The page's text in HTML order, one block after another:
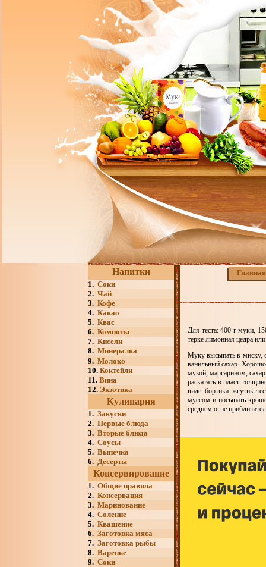
Напитки
1. Соки
2. Чай
3. Кофе
4. Какао
5. Квас
6. Компоты
7. Кисели
8. Минералка
9. Молоко
10. Коктейли
11. Вина
12. Экзотика
Кулинария
1. Закуски
2. Первые блюда
3. Вторые блюда
4. Соусы
5. Выпечка
6. Десерты
Консервирование
1. Общие правила
2. Консервация
3. Маринование
4. Соление
5. Квашение
6. Заготовка мяса
7. Заготовка рыбы
8. Варенье
9. Соки
Главная
Для теста: 400 г муки,
терке лимонная цедра
Муку высыпать в миску,
ванильный сахар.
мукой, маргарином,
раскатать в пласт
виде бортика жгутик
муссом и посыпать
среднем огне